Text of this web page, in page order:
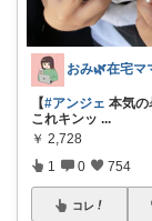
おみ🌿在宅マ
【#アンジェ 本気の
これキンッ ...
￥ 2,728
1 0 754
コレ